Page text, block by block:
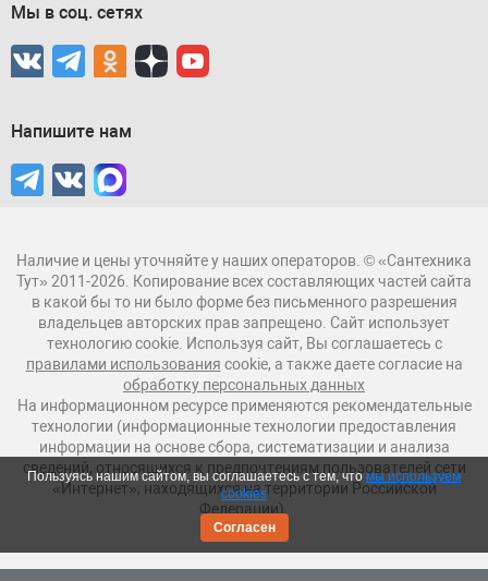
Мы в соц. сетях
Напишите нам
Наличие и цены уточняйте у наших операторов. © «Сантехника
Тут» 2011-2026. Копирование всех составляющих частей сайта
в какой бы то ни было форме без письменного разрешения
владельцев авторских прав запрещено. Сайт использует
технологию cookie. Используя сайт, Вы соглашаетесь с
правилами использования cookie, а также даете согласие на
обработку персональных данных
На информационном ресурсе применяются рекомендательные
технологии (информационные технологии предоставления
информации на основе сбора, систематизации и анализа
сведений, относящихся к предпочтениям пользователей сети
«Интернет», находящихся на территории Российской
Федерации).
Пользуясь нашим сайтом, вы соглашаетесь с тем, чтомы используем
cookies
Согласен